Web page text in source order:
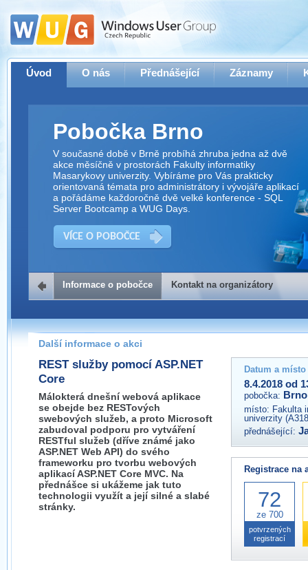
Úvod O nás Přednášející Záznamy
Pobočka Brno
V současné době v Brně probíhá zhruba jedna až dvě
akce měsíčně v prostorách Fakulty informatiky
Masarykovy univerzity. Vybíráme pro Vás prakticky
orientovaná témata pro administrátory i vývojáře aplikací
a pořádáme každoročně dvě velké konference - SQL
Server Bootcamp a WUG Days.
VÍCE O POBOČCE
Kontakt na organizátory
Pokud máte jakýkoliv dotaz na organizátory této akce,
prosím neváhejte nás kontaktovat na e-mailu:
brno@wug.cz
Informace o pobočce Kontakt na organizátory
Další informace o akci
REST služby pomocí ASP.NET
Core
Málokterá dnešní webová aplikace
se obejde bez RESTových
swebových služeb, a proto Microsoft
zabudoval podporu pro vytváření
RESTful služeb (dříve známé jako
ASP.NET Web API) do svého
frameworku pro tvorbu webových
aplikací ASP.NET Core MVC. Na
přednášce si ukážeme jak tuto
technologii využít a její silné a slabé
stránky.
Datum a
8.4.2018 od
pobočka: Brno
místo: Fakulta
univerzity
přednášející:
Registrace na
72
ze 700
potvrzených
registrací